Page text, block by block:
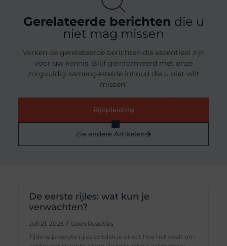
Gerelateerde berichten die u
niet mag missen
Verken de gerelateerde berichten die essentieel zijn
voor uw kennis. Blijf geïnformeerd met onze
zorgvuldig samengestelde inhoud die u niet wilt
missen!
Rijopleiding
Zie andere Artikelen
De eerste rijles: wat kun je
verwachten?
Juli 21, 2025
Geen Reacties
Tijdens je eerste rijles ontdek je direct hoe het voelt om